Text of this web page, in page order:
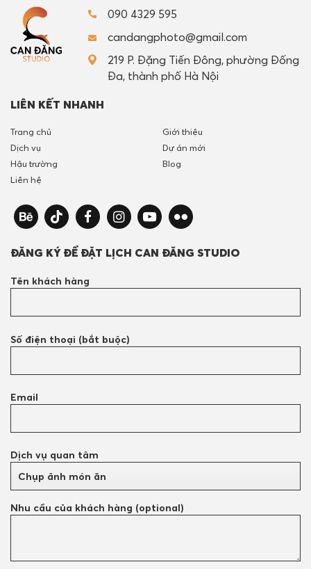
090 4329 595
candangphoto@gmail.com
219 P. Đặng Tiến Đông, phường Đống
Đa, thành phố Hà Nội
LIÊN KẾT NHANH
Trang chủ
Giới thiệu
Dịch vụ
Dự án mới
Hậu trường
Blog
Liên hệ
ĐĂNG KÝ ĐỂ ĐẶT LỊCH CAN ĐĂNG STUDIO
Tên khách hàng
Số điện thoại (bắt buộc)
Email
Dịch vụ quan tâm
Nhu cầu của khách hàng (optional)